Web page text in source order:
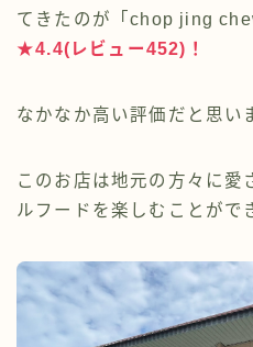
てきたのが「chop jing
★4.4(レビュー452)！
なかなか高い評価だと思い
このお店は地元の方々に愛
ルフードを楽しむことがで